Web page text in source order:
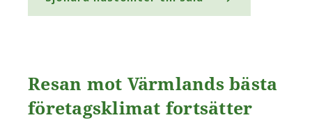
Resan mot Värmlands bästa
företagsklimat fortsätter